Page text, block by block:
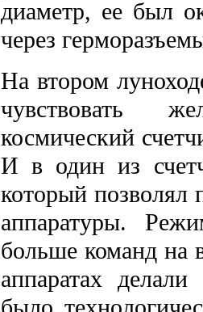
диаметр, ее был
через
На втором
чувствовать
космический
И в один из
который позволял
аппаратуры.
больше команд на
аппаратах